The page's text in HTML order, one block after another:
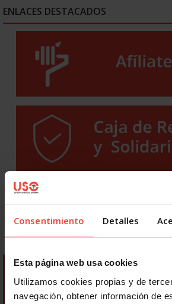
Consentimiento Detalles
Esta página web usa cookies
Utilizamos cookies propias y de
navegación, obtener información de
ENLACES DESTACADOS